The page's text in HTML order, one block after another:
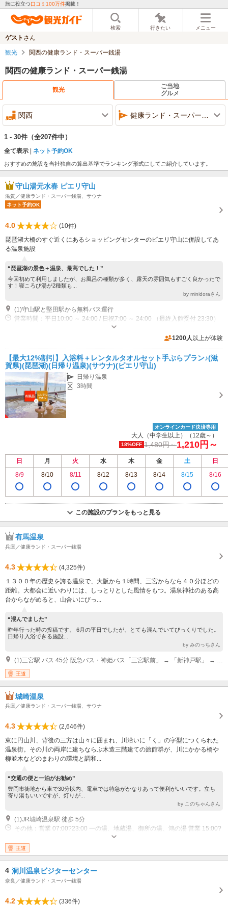
旅に役立つ口コミ100万件掲載！
検索 行きたい メニュー
ゲスト さん
観光 関西の健康ランド・スーパー銭湯
関西の健康ランド・スーパー銭湯
観光
ご当地
グルメ
関西 健康ランド・スーパー銭湯
1 - 30件 （全207件中）
全て表示 ネット予約OK
おすすめの施設を当社独自の算出基準でランキング形式にしてご紹介しています。
守山湯元水春 ピエリ守山
滋賀／健康ランド・スーパー銭湯、サウナ
ネット予約OK
4.0
(10件)
琵琶湖大橋のすぐ近くにあるショッピングセンターのピエリ守山に併設してあ
る温泉施設
“琵琶湖の景色＋温泉、最高でした！”
今回初めて利用しましたが、お風呂の種類が多く、露天の雰囲気もすごく良かったで
す！寝ころび湯が2種類も...
by minidoraさん
(1)守山駅と堅田駅から無料バス運行
営業時間：平日10:00 ～ 24:00 / 日祝7:00 ～ 24:00 （最終入館受付 23:30）
1200人 以上が体験
【最大12%割引】入浴料＋レンタルタオルセット手ぶらプラン♪(滋
賀県)(琵琶湖)(日帰り温泉)(サウナ)(ピエリ守山)
日帰り温泉
3時間
オンラインカード決済専用
大人（中学生以上）（12歳～）
18%OFF 1,480円～1,210円～
日 月 火 水 木 金 土
日
8/9
8/10 8/11 8/12 8/13 8/14 8/15 8/16
この施設のプランをもっと見る
有馬温泉
兵庫／健康ランド・スーパー銭湯
4.3
(4,325件)
１３００年の歴史を誇る温泉で、大阪から１時間、三宮からなら４０分ほどの
距離。大都会に近いわりには、しっとりとした風情をもつ。湯泉神社のある高
台からながめると、山合いにびっ...
“混んでました”
昨年行った時の投稿です。 6月の平日でしたが、とても混んでいてびっくりでした。
日帰り入浴できる施設...
by みのっちさん
王道
城崎温泉
兵庫／健康ランド・スーパー銭湯、サウナ
4.3
(2,646件)
東に円山川、背後の三方は山々に囲まれ、川沿いに「く」の字型につくられた
温泉街。その川の両岸に建ちならぶ木造三階建ての旅館群が、川にかかる橋や
柳並木などのまわりの環境と調和...
“交通の便と一泊がお勧め”
豊岡市街地から車で30分以内、電車では特急がかなりあって便利がいいです。立ち
寄り湯もいいですが、灯りが...
by このちゃんさん
(1)JR城崎温泉駅 徒歩 5分
その他：営業 07:00?23:00 一の湯、地蔵湯、御所の湯、鴻の湯 営業 15:00?
23:00 柳湯、まんだら湯 営業 13:00?21:00 さとの湯 定休日 一の湯：水曜
日 地蔵湯：金曜日 御所の湯：木曜日 柳湯：木曜日 まんだら湯：水曜
日 鴻の湯：火曜日 さとの湯：月曜日 ※祝祭日は営業します。
王道
4 洞川温泉ビジターセンター
奈良／健康ランド・スーパー銭湯
4.2
(336件)